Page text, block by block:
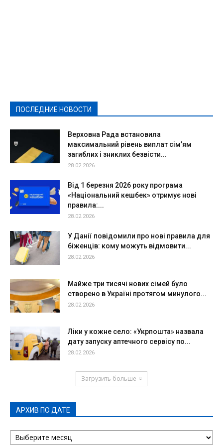
ПОСЛЕДНИЕ НОВОСТИ
Верховна Рада встановила
максимальний рівень виплат сім’ям
загиблих і зниклих безвісти...
28.02.2026
Від 1 березня 2026 року програма
«Національний кешбек» отримує нові
правила:...
28.02.2026
У Данії повідомили про нові правила для
біженців: кому можуть відмовити...
28.02.2026
Майже три тисячі нових сімей було
створено в Україні протягом минулого...
28.02.2026
Ліки у кожне село: «Укрпошта» назвала
дату запуску аптечного сервісу по...
28.02.2026
Загрузить больше
АРХИВ ПО ДАТЕ
АРХИВ
ПО